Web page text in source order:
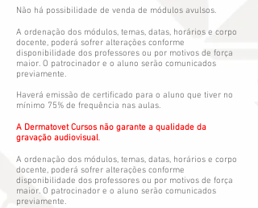
Não há possibilidade de venda de módulos avulsos.
A ordenação dos módulos, temas, datas, horários e corpo
docente, poderá sofrer alterações conforme
disponibilidade dos professores ou por motivos de força
maior. O patrocinador e o aluno serão comunicados
previamente.
Haverá emissão de certificado para o aluno que tiver no
mínimo 75% de frequência nas aulas.
A Dermatovet Cursos não garante a qualidade da
gravação audiovisual.
A ordenação dos módulos, temas, datas, horários e corpo
docente, poderá sofrer alterações conforme
disponibilidade dos professores ou por motivos de força
maior. O patrocinador e o aluno serão comunicados
previamente.